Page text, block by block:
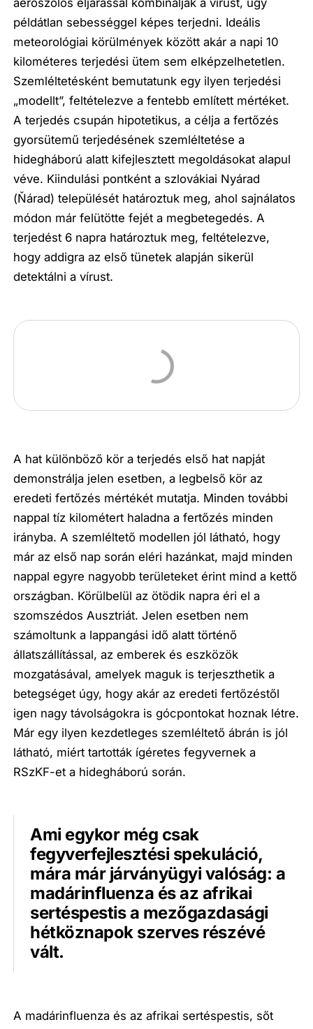
példátlan sebességgel képes terjedni. Ideális
meteorológiai körülmények között akár a napi 10
kilométeres terjedési ütem sem elképzelhetetlen.
Szemléltetésként bemutatunk egy ilyen terjedési
„modellt”, feltételezve a fentebb említett mértéket.
A terjedés csupán hipotetikus, a célja a fertőzés
gyorsütemű terjedésének szemléltetése a
hidegháború alatt kifejlesztett megoldásokat alapul
véve. Kiindulási pontként a szlovákiai Nyárad
(Ňárad) települését határoztuk meg, ahol sajnálatos
módon már felütötte fejét a megbetegedés. A
terjedést 6 napra határoztuk meg, feltételezve,
hogy addigra az első tünetek alapján sikerül
detektálni a vírust.
A hat különböző kör a terjedés első hat napját
demonstrálja jelen esetben, a legbelső kör az
eredeti fertőzés mértékét mutatja. Minden további
nappal tíz kilométert haladna a fertőzés minden
irányba. A szemléltető modellen jól látható, hogy
már az első nap során eléri hazánkat, majd minden
nappal egyre nagyobb területeket érint mind a kettő
országban. Körülbelül az ötödik napra éri el a
szomszédos Ausztriát. Jelen esetben nem
számoltunk a lappangási idő alatt történő
állatszállítással, az emberek és eszközök
mozgatásával, amelyek maguk is terjeszthetik a
betegséget úgy, hogy akár az eredeti fertőzéstől
igen nagy távolságokra is gócpontokat hoznak létre.
Már egy ilyen kezdetleges szemléltető ábrán is jól
látható, miért tartották ígéretes fegyvernek a
RSzKF-et a hidegháború során.
Ami egykor még csak
fegyverfejlesztési spekuláció,
mára már járványügyi valóság: a
madárinfluenza és az afrikai
sertéspestis a mezőgazdasági
hétköznapok szerves részévé
vált.
A madárinfluenza és az afrikai sertéspestis, sőt